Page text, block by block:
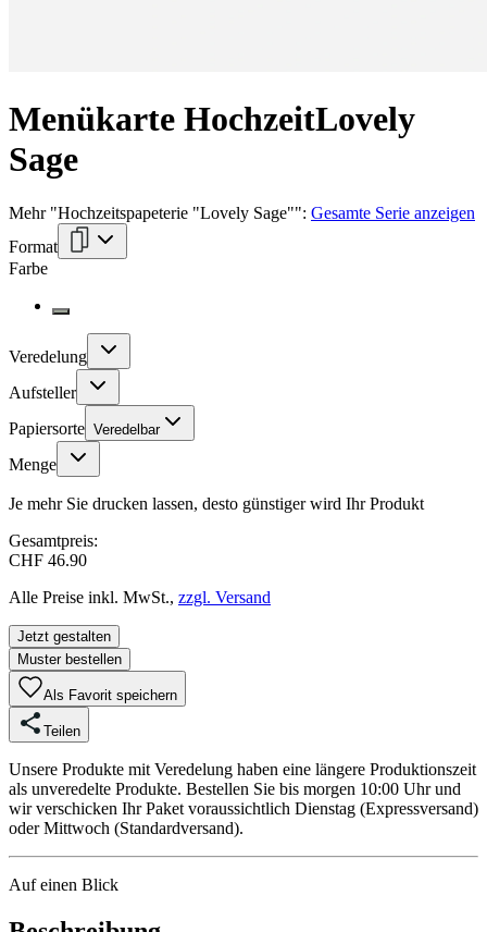
Menükarte HochzeitLovely
Sage
Mehr"Hochzeitspapeterie "Lovely Sage"": Gesamte Serie anzeigen
Format
Farbe
Veredelung
Aufsteller
Papiersorte Veredelbar
Menge
Je mehr Sie drucken lassen, desto günstiger wird Ihr Produkt
Gesamtpreis:
CHF 46.90
Alle Preise inkl. MwSt., zzgl. Versand
Jetzt gestalten
Muster bestellen
Als Favorit speichern
Teilen
Unsere Produkte mit Veredelung haben eine längere Produktionszeit
als unveredelte Produkte. Bestellen Sie bis morgen 10:00 Uhr und
wir verschicken Ihr Paket voraussichtlich Dienstag (Expressversand)
oder Mittwoch (Standardversand).
Auf einen Blick